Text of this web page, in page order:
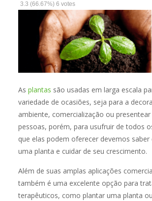
3.3 (66.67%) 6 votes
As plantas são usadas em larga escala
variedade de ocasiões, seja para a
ambiente, comercialização ou
pessoas, porém, para usufruir de todos
que elas podem oferecer devemos
uma planta e cuidar de seu crescimento.
Além de suas amplas aplicações
também é uma excelente opção para
terapêuticos, como plantar uma planta